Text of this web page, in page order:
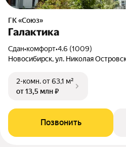
ГК «Союз»
Галактика
Сдан•комфорт•4.6 (1009)
Новосибирск, ул. Николая
2-комн.от 63,1 м²
от 13,5 млн ₽
Позвонить